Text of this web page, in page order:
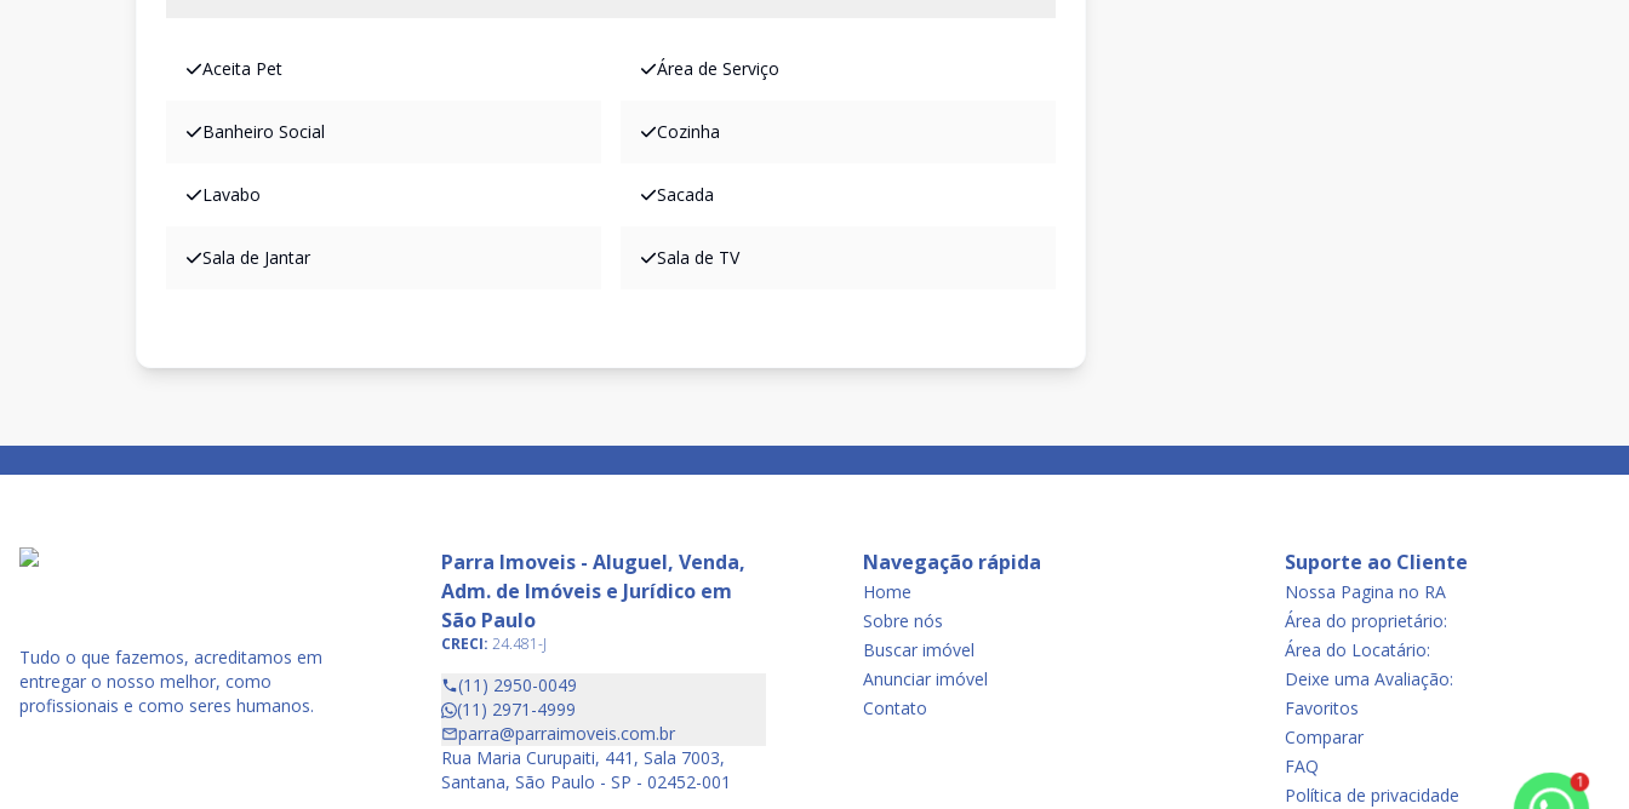
Aceita Pet Área de Serviço
Banheiro Social Cozinha
Lavabo Sacada
Sala de Jantar Sala de TV
Tudo o que fazemos, acreditamos em
entregar o nosso melhor, como
profissionais e como seres humanos.
Parra Imoveis - Aluguel, Venda,
Adm. de Imóveis e Jurídico em
São Paulo
CRECI: 24.481-J
(11) 2950-0049
(11) 2971-4999
parra@parraimoveis.com.br
Rua Maria Curupaiti, 441, Sala 7003,
Santana, São Paulo - SP - 02452-001
Navegação rápida
Home
Sobre nós
Buscar imóvel
Anunciar imóvel
Contato
Suporte ao Cliente
Nossa Pagina no RA
Área do proprietário:
Área do Locatário:
Deixe uma Avaliação:
Favoritos
Comparar
FAQ
Política de privacidade
1